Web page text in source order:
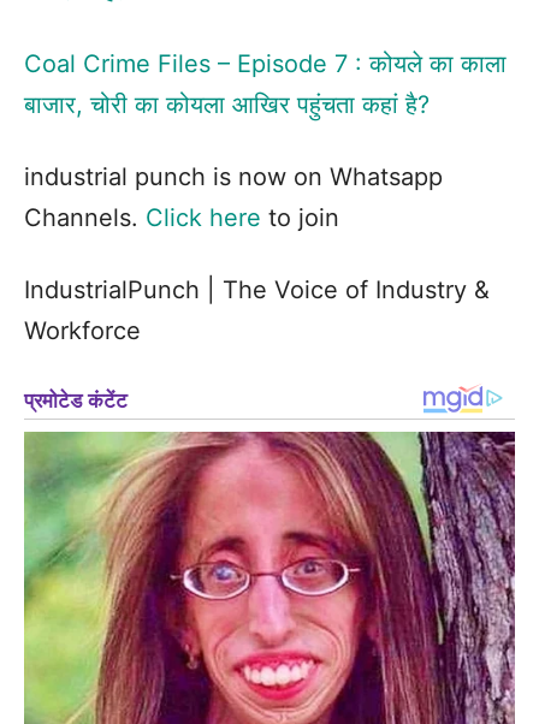
Coal Crime Files – Episode 7 : कोयले का काला
बाजार, चोरी का कोयला आखिर पहुंचता कहां है?
industrial punch is now on Whatsapp
Channels. Click here to join
IndustrialPunch | The Voice of Industry &
Workforce